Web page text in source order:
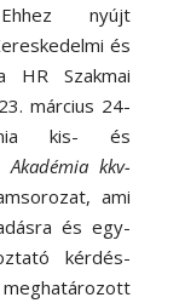
nyújt
és
HR Szakmai
március 24-
kis- és
Akadémia kkv-
ami
és egy-
kérdés-